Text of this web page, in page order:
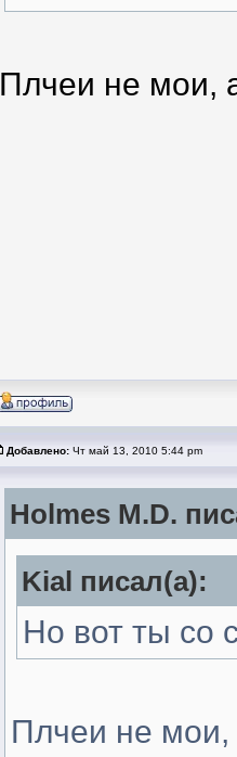
Плчеи не мои,
Добавлено: Чт май 13, 2010 5:44 pm
Holmes M.D.
Kial писал(а):
Но вот ты со
Плчеи не